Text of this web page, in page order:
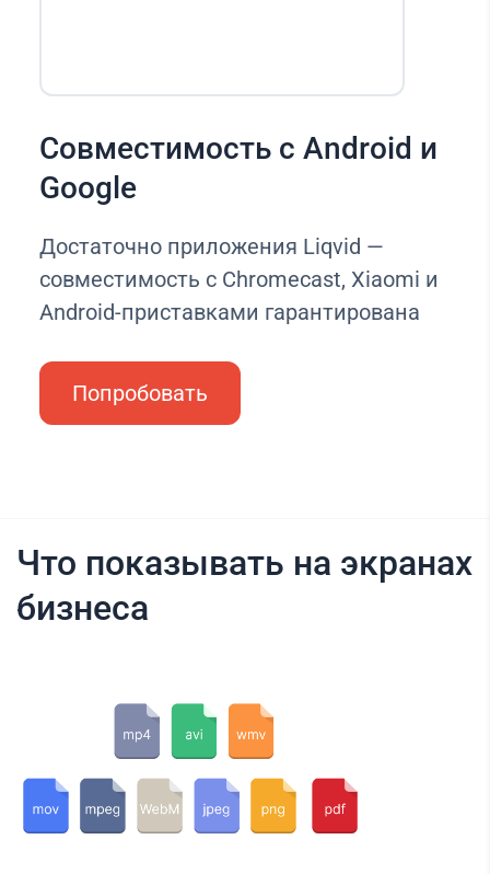
Совместимость с Android и
Google
Достаточно приложения Liqvid —
совместимость с Chromecast, Xiaomi и
Android-приставками гарантирована
Попробовать
Что показывать на экранах
бизнеса